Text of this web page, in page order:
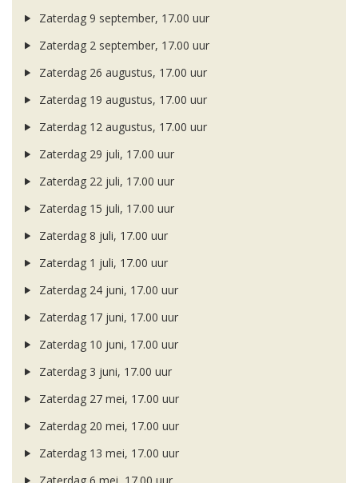
Zaterdag 9 september, 17.00 uur
Zaterdag 2 september, 17.00 uur
Zaterdag 26 augustus, 17.00 uur
Zaterdag 19 augustus, 17.00 uur
Zaterdag 12 augustus, 17.00 uur
Zaterdag 29 juli, 17.00 uur
Zaterdag 22 juli, 17.00 uur
Zaterdag 15 juli, 17.00 uur
Zaterdag 8 juli, 17.00 uur
Zaterdag 1 juli, 17.00 uur
Zaterdag 24 juni, 17.00 uur
Zaterdag 17 juni, 17.00 uur
Zaterdag 10 juni, 17.00 uur
Zaterdag 3 juni, 17.00 uur
Zaterdag 27 mei, 17.00 uur
Zaterdag 20 mei, 17.00 uur
Zaterdag 13 mei, 17.00 uur